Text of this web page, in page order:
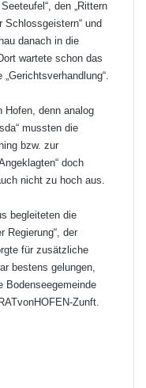
den „Rittern
Schlossgeistern“ und
danach in die
wartete schon das
Hofen, denn analog
mussten die
bzw. zur
doch
nicht zu hoch aus.
begleiteten die
Regierung“, der
für zusätzliche
bestens gelungen,
Bodenseegemeinde
Zunft.